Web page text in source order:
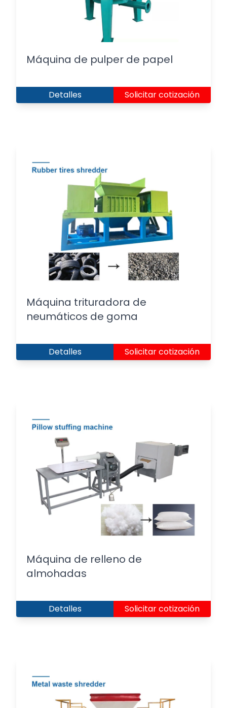
Máquina de pulper de papel
Detalles Solicitar cotización
Máquina trituradora de
neumáticos de goma
Detalles Solicitar cotización
Máquina de relleno de
almohadas
Detalles Solicitar cotización